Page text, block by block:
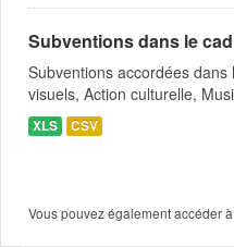
Subventions dans le
Subventions accordées
visuels, Action culturelle,
XLS CSV
Vous pouvez également accéder